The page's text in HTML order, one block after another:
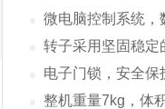
微电脑控制系统，
转子采用坚固稳定
电子门锁，安全保
整机重量7kg，体